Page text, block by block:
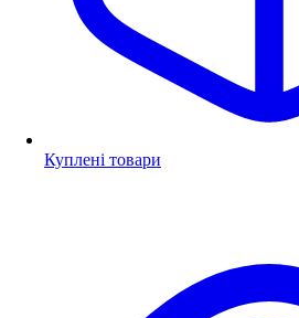
Куплені товари